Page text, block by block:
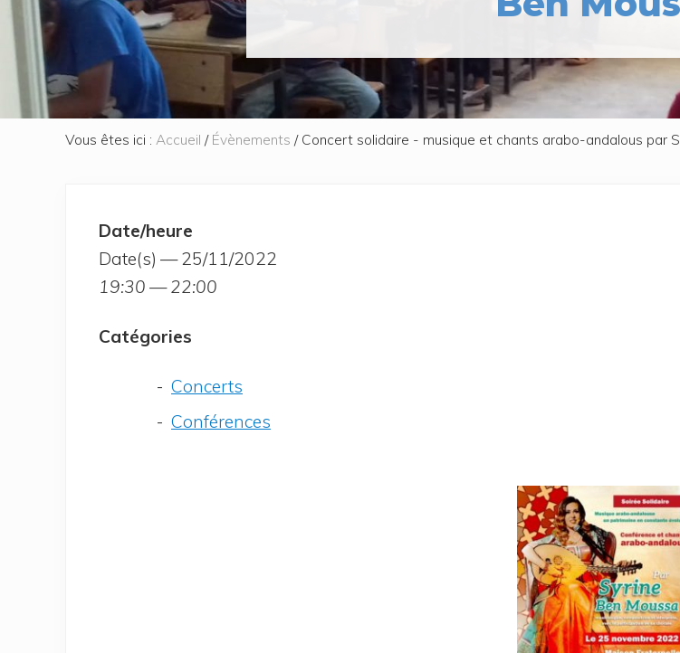
Vous êtes ici : Accueil / Évènements /Concert solidaire - musique et chants arabo-andalous par
Date/heure
Date(s) — 25/11/2022
19:30 — 22:00
Caté­go­ries
Concerts
Confé­rences